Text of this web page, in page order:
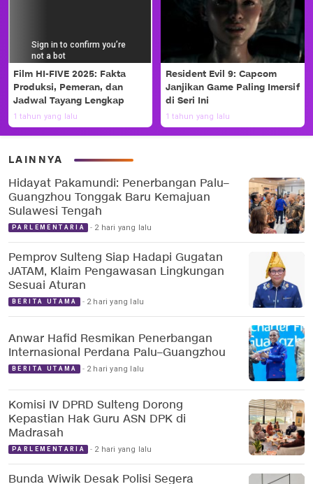
Film HI-FIVE 2025: Fakta
Produksi, Pemeran, dan
Jadwal Tayang Lengkap
1 tahun yang lalu
Resident Evil 9: Capcom
Janjikan Game Paling Imersif
di Seri Ini
1 tahun yang lalu
LAINNYA
Hidayat Pakamundi: Penerbangan Palu–
Guangzhou Tonggak Baru Kemajuan
Sulawesi Tengah
PARLEMENTARIA 2 hari yang lalu
Pemprov Sulteng Siap Hadapi Gugatan
JATAM, Klaim Pengawasan Lingkungan
Sesuai Aturan
BERITA UTAMA 2 hari yang lalu
Anwar Hafid Resmikan Penerbangan
Internasional Perdana Palu–Guangzhou
BERITA UTAMA 2 hari yang lalu
Komisi IV DPRD Sulteng Dorong
Kepastian Hak Guru ASN DPK di
Madrasah
PARLEMENTARIA 2 hari yang lalu
Bunda Wiwik Desak Polisi Segera